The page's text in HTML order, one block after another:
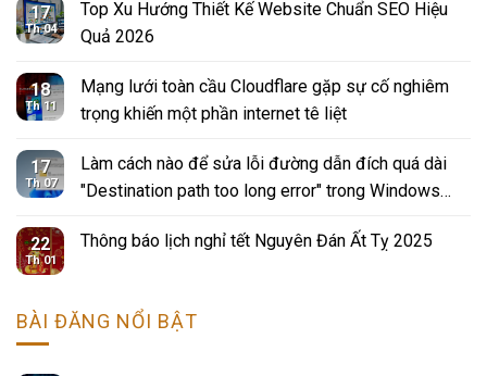
17
Th 04
Top Xu Hướng Thiết Kế Website Chuẩn SEO Hiệu
Quả 2026
18
Th 11
Mạng lưới toàn cầu Cloudflare gặp sự cố nghiêm
trọng khiến một phần internet tê liệt
17
Th 07
Làm cách nào để sửa lỗi đường dẫn đích quá dài
"Destination path too long error" trong Windows
22
Th 01
Thông báo lịch nghỉ tết Nguyên Đán Ất Tỵ 2025
BÀI ĐĂNG NỔI BẬT